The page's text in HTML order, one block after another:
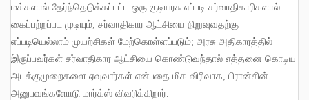
மக்களால் தேர்ந்தெடுக்கப்பட்ட ஒரு குடியரசு எப்படி சர்வாதிகாரிகளால்
கைப்பற்றப்பட முடியும்; சர்வாதிகார ஆட்சியை நிறுவுவதற்கு
எப்படியெல்லாம் முயற்சிகள் மேற்கொள்ளப்படும்; அரசு அதிகாரத்தில்
இருப்பவர்கள் சர்வாதிகார ஆட்சியை கொண்டுவந்தால் எத்தனை கொடிய
அடக்குமுறைகளை ஏவுவார்கள் என்பதை மிக விரிவாக, பிரான்சின்
அனுபவங்களோடு மார்க்ஸ் விவரிக்கிறார்.